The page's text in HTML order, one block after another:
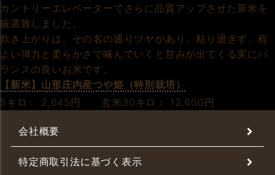
カントリーエレベーターでさらに品質アップさせた新米を
厳選致しました。
炊き上がりは、その名の通りツヤがあり、粘り過ぎず、程
よい弾力と柔らかさで噛んでいくと甘みが出てくる実にバ
ランスの良いお米です。
【新米】山形庄内産つや姫（特別栽培）
5キロ： 2,645円 玄米30キロ： 12,600円
会社概要
特定商取引法に基づく表示